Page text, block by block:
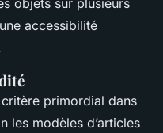
accessibilité
primordial dans
les modèles d’articles